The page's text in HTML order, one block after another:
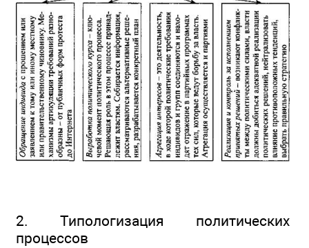
2. Типологизация политических
процессов